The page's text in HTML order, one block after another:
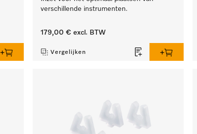
verschillende instrumenten.
179,00 € excl. BTW
Vergelijken